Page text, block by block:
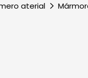
aterial